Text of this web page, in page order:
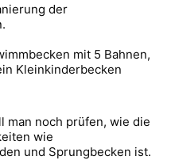
der
mit 5 Bahnen,
Kleinkinderbecken
man noch prüfen, wie die
wie
und Sprungbecken ist.